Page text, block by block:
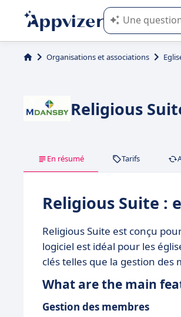
L'IA de
Organisations et associations
Religious
En résumé Tarifs
Religious Suite :
Religious Suite est conçu
logiciel est idéal pour les
clés telles que la gestion
What are the main
Gestion des membres